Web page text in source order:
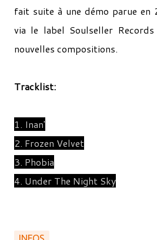
fait suite à une démo parue en
via le label Soulseller
nouvelles compositions.
Tracklist:
1. Inan'
2. Frozen Velvet
3. Phobia
4. Under The Night Sky